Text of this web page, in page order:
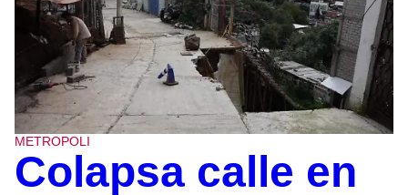
METROPOLI
Colapsa calle en